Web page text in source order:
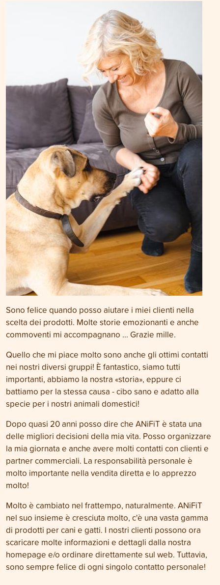
Sono felice quando posso aiutare i miei clienti nella
scelta dei prodotti. Molte storie emozionanti e anche
commoventi mi accompagnano ... Grazie mille.
Quello che mi piace molto sono anche gli ottimi contatti
nei nostri diversi gruppi! È fantastico, siamo tutti
importanti, abbiamo la nostra «storia», eppure ci
battiamo per la stessa causa - cibo sano e adatto alla
specie per i nostri animali domestici!
Dopo quasi 20 anni posso dire che ANiFiT è stata una
delle migliori decisioni della mia vita. Posso organizzare
la mia giornata e anche avere molti contatti con clienti e
partner commerciali. La responsabilità personale è
molto importante nella vendita diretta e lo apprezzo
molto!
Molto è cambiato nel frattempo, naturalmente. ANiFiT
nel suo insieme è cresciuta molto, c'è una vasta gamma
di prodotti per cani e gatti. I nostri clienti possono ora
scaricare molte informazioni e dettagli dalla nostra
homepage e/o ordinare direttamente sul web. Tuttavia,
sono sempre felice di ogni singolo contatto personale!